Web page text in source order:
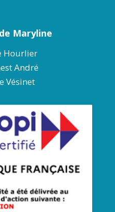
Maryline
Hourlier
André
Vésinet